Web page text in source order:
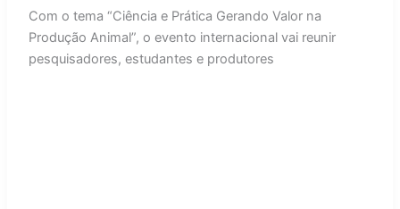
Com o tema “Ciência e Prática Gerando Valor na
Produção Animal”, o evento internacional vai reunir
pesquisadores, estudantes e produtores